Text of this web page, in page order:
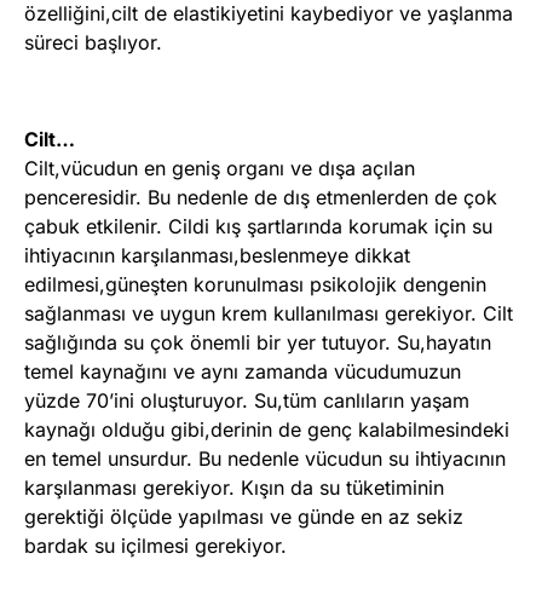
özelliğini,cilt de elastikiyetini kaybediyor ve yaşlanma
süreci başlıyor.
Cilt…
Cilt,vücudun en geniş organı ve dışa açılan
penceresidir. Bu nedenle de dış etmenlerden de çok
çabuk etkilenir. Cildi kış şartlarında korumak için su
ihtiyacının karşılanması,beslenmeye dikkat
edilmesi,güneşten korunulması psikolojik dengenin
sağlanması ve uygun krem kullanılması gerekiyor. Cilt
sağlığında su çok önemli bir yer tutuyor. Su,hayatın
temel kaynağını ve aynı zamanda vücudumuzun
yüzde 70’ini oluşturuyor. Su,tüm canlıların yaşam
kaynağı olduğu gibi,derinin de genç kalabilmesindeki
en temel unsurdur. Bu nedenle vücudun su ihtiyacının
karşılanması gerekiyor. Kışın da su tüketiminin
gerektiği ölçüde yapılması ve günde en az sekiz
bardak su içilmesi gerekiyor.